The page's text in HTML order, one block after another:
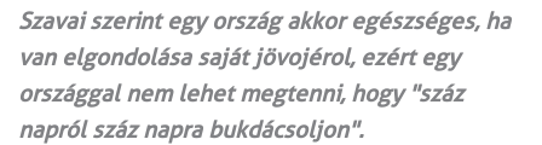
Szavai szerint egy ország akkor egészséges, ha
van elgondolása saját jövojérol, ezért egy
országgal nem lehet megtenni, hogy "száz
napról száz napra bukdácsoljon".